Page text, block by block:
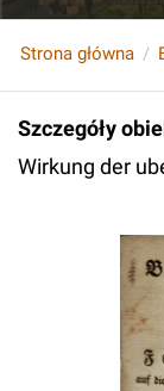
Strona główna
Szczegóły
Wirkung der